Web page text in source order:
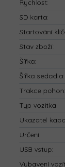
Rychlost:
SD karta:
Startování
Stav zboží:
Šířka:
Šířka sedadla:
Trakce pohon:
Typ vozítka:
Ukazatel
Určení:
USB vstup:
Vybavení